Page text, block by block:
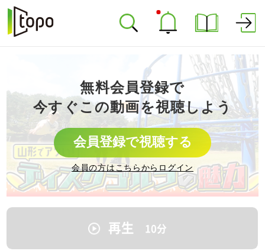
無料会員登録で
今すぐこの動画を視聴しよう
会員登録で視聴する
会員の方はこちらからログイン
再生 10分